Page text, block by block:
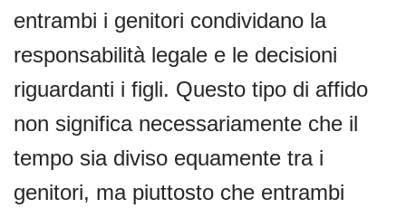
entrambi i genitori condividano la
responsabilità legale e le decisioni
riguardanti i figli. Questo tipo di affido
non significa necessariamente che il
tempo sia diviso equamente tra i
genitori, ma piuttosto che entrambi